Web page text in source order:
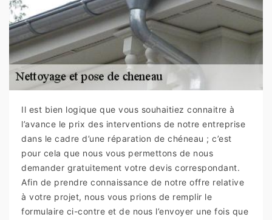
Il est bien logique que vous souhaitiez connaitre à
l’avance le prix des interventions de notre entreprise
dans le cadre d’une réparation de chéneau ; c’est
pour cela que nous vous permettons de nous
demander gratuitement votre devis correspondant.
Afin de prendre connaissance de notre offre relative
à votre projet, nous vous prions de remplir le
formulaire ci-contre et de nous l’envoyer une fois que